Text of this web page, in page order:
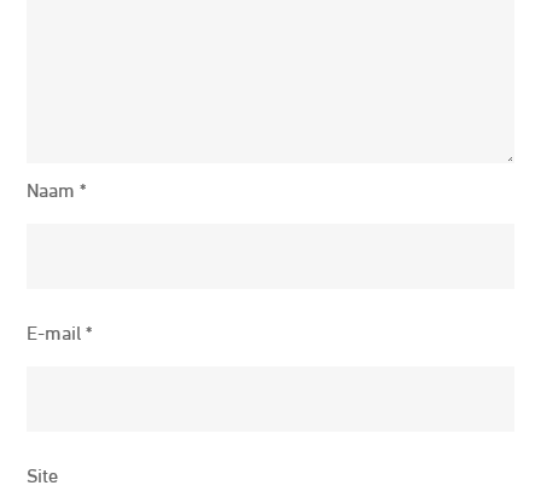
Naam*
E-mail*
Site